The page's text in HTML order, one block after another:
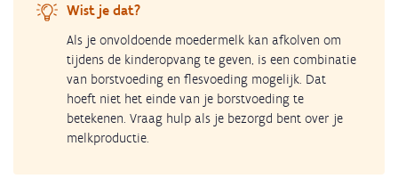
Wist je dat?
Als je onvoldoende moedermelk kan afkolven om
tijdens de kinderopvang te geven, is een combinatie
van borstvoeding en flesvoeding mogelijk. Dat
hoeft niet het einde van je borstvoeding te
betekenen. Vraag hulp als je bezorgd bent over je
melkproductie.